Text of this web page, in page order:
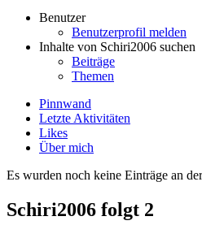
Benutzer
Benutzerprofil melden
Inhalte von Schiri2006 suchen
Beiträge
Themen
Pinnwand
Letzte Aktivitäten
Likes
Über mich
Es wurden noch keine Einträge an
Schiri2006 folgt 2